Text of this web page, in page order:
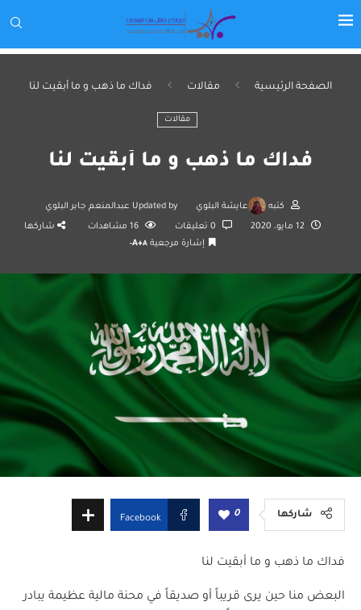
الصفحة الرئيسية مقالات فداك ما ذهب و ما أبقيت لنا
مقالات
فداك ما ذهب و ما أبقيت لنا
كتبه عايشة البلوي Updated by عبدالمنعم جابر البلوي
12 مايو، 2020 16 مشاهدات
شاركها
إشارة مرجعية
A+A-
شاركها 0
Facebook
فداك ما ذهب و ما أبقيت لنا
البعض منا حين يرى قريباً أو صديقاً في محنة مالية عظيمة يبادر